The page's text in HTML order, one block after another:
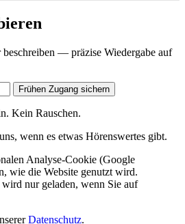
beschreiben — präzise Wiedergabe auf
Frühen Zugang sichern
Kein Rauschen.
wenn es etwas Hörenswertes gibt.
Analyse-Cookie (Google
wie die Website genutzt wird.
nur geladen, wenn Sie auf
Datenschutz.